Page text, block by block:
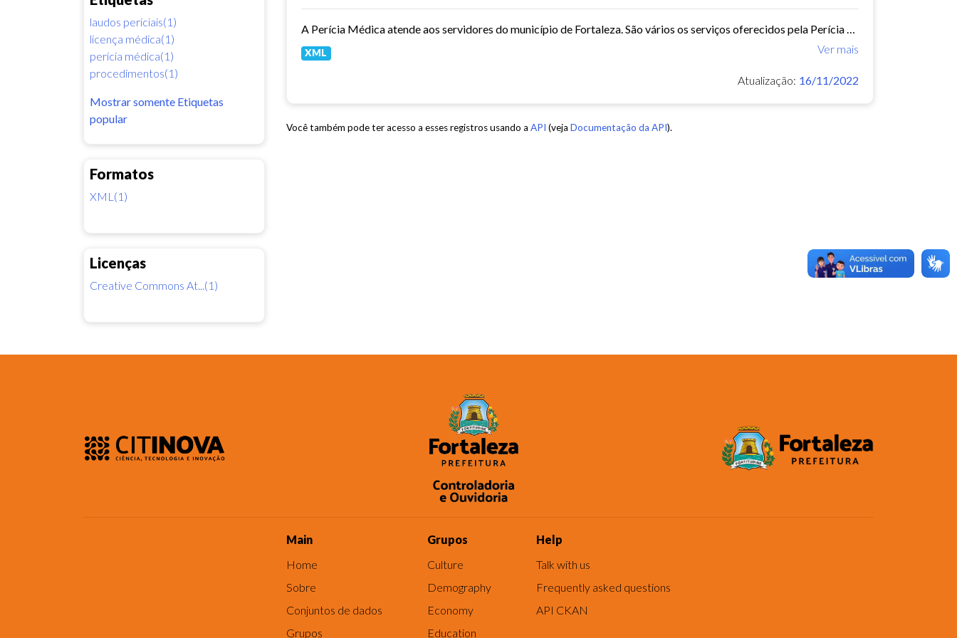
laudos periciais(1)
licença médica(1)
perícia médica(1)
procedimentos(1)
Mostrar somente Etiquetas
popular
Formatos
XML(1)
Licenças
Creative Commons At...(1)
A Perícia Médica atende aos servidores do município de Fortaleza. São vários os serviços oferecidos pela Perícia Médica do IPM, como: avaliação da aptidão dos candidatos ao...
Ver mais
XML
Atualização: 16/11/2022
Você também pode ter acesso a esses registros usando a API (veja Documentação da API).
Main
Home
Sobre
Conjuntos de dados
Grupos
Grupos
Culture
Demography
Economy
Education
Help
Talk with us
Frequently asked questions
API CKAN